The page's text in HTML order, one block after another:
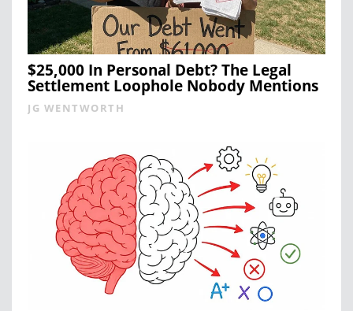
$25,000 In Personal Debt? The Legal
Settlement Loophole Nobody Mentions
JG WENTWORTH